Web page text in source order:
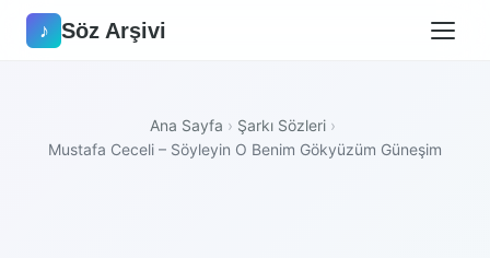
♪ Söz Arşivi
Ana Sayfa › Şarkı Sözleri ›
Mustafa Ceceli – Söyleyin O Benim Gökyüzüm Güneşim